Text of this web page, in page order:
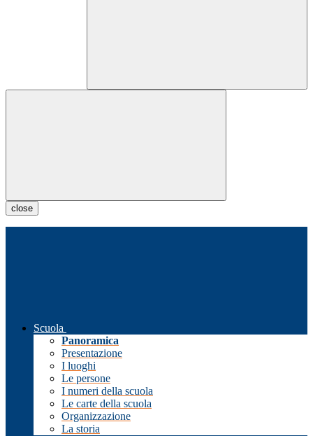
close
Scuola
Panoramica
Presentazione
I luoghi
Le persone
I numeri della scuola
Le carte della scuola
Organizzazione
La storia